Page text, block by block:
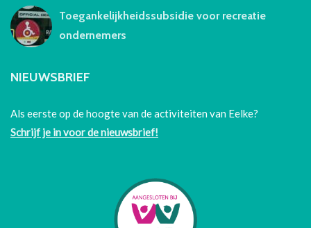
Toegankelijkheidssubsidie voor recreatie
ondernemers
NIEUWSBRIEF
Als eerste op de hoogte van de activiteiten van Eelke?
Schrijf je in voor de nieuwsbrief!